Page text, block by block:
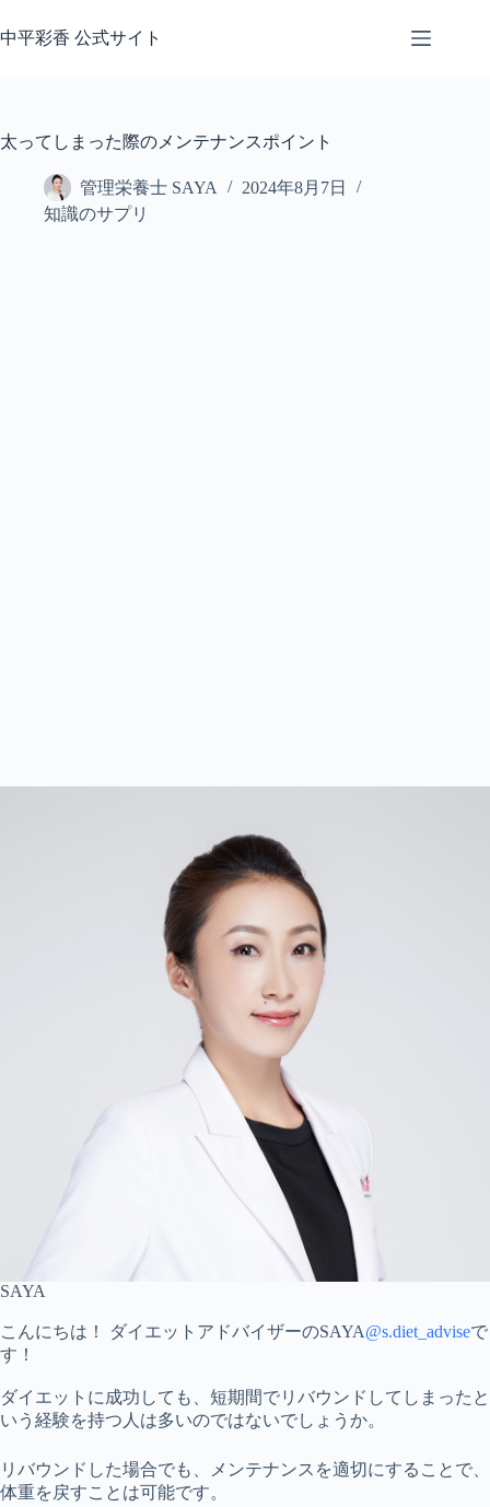
ン
ス
中平彩香 公式サイト
太ってしまった際のメンテナンスポイント
管理栄養士 SAYA
2024年8月7日
知識のサプリ
SAYA
こんにちは！ ダイエットアドバイザーのSAYA@s.diet_adviseで
す！
ダイエットに成功しても、短期間でリバウンドしてしまったと
いう経験を持つ人は多いのではないでしょうか。
リバウンドした場合でも、メンテナンスを適切にすることで、
体重を戻すことは可能です。